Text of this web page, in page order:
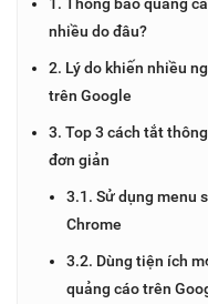
nhiều do đâu?
2. Lý do khiến nhiều
trên Google
3. Top 3 cách tắt
đơn giản
3.1. Sử dụng menu
Chrome
3.2. Dùng tiện ích
quảng cáo trên